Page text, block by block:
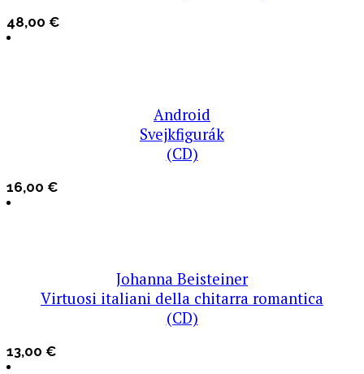
48,00 €
Android
Svejkfigurák
(CD)
16,00 €
Johanna Beisteiner
Virtuosi italiani della chitarra romantica
(CD)
13,00 €